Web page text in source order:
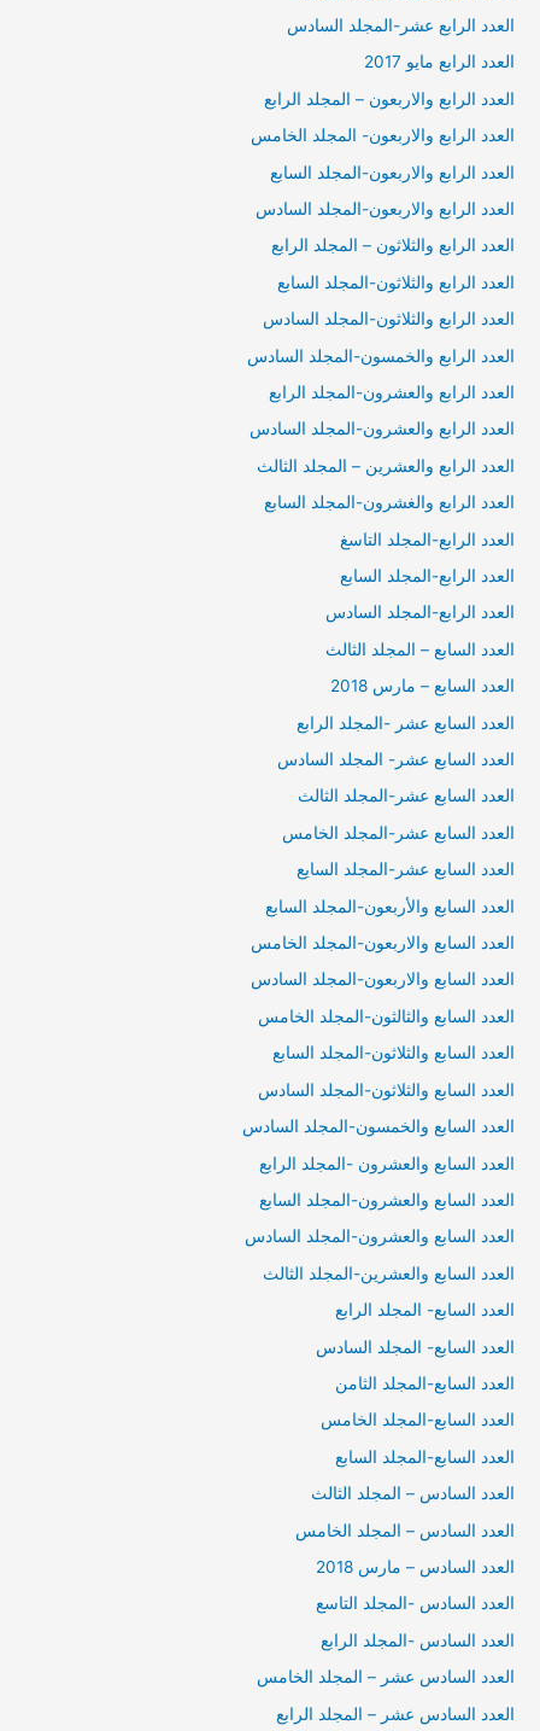
العدد الرابع عشر-المجلد السادس
العدد الرابع مايو 2017
العدد الرابع والاربعون – المجلد الرابع
العدد الرابع والاربعون- المجلد الخامس
العدد الرابع والاربعون-المجلد السابع
العدد الرابع والاربعون-المجلد السادس
العدد الرابع والثلاثون – المجلد الرابع
العدد الرابع والثلاثون-المجلد السابع
العدد الرابع والثلاثون-المجلد السادس
العدد الرابع والخمسون-المجلد السادس
العدد الرابع والعشرون-المجلد الرابع
العدد الرابع والعشرون-المجلد السادس
العدد الرابع والعشرين – المجلد الثالث
العدد الرابع والغشرون-المجلد السابع
العدد الرابع-المجلد التاسغ
العدد الرابع-المجلد السابع
العدد الرابع-المجلد السادس
العدد السابع – المجلد الثالث
العدد السابع – مارس 2018
العدد السابع عشر -المجلد الرابع
العدد السابع عشر- المجلد السادس
العدد السابع عشر-المجلد الثالث
العدد السابع عشر-المجلد الخامس
العدد السابع عشر-المجلد السايع
العدد السابع والأربعون-المجلد السابع
العدد السابع والاربعون-المجلد الخامس
العدد السابع والاربعون-المجلد السادس
العدد السابع والثالثون-المجلد الخامس
العدد السابع والثلاثون-المجلد السابع
العدد السابع والثلاثون-المجلد السادس
العدد السابع والخمسون-المجلد السادس
العدد السابع والعشرون -المجلد الرابع
العدد السابع والعشرون-المجلد السابع
العدد السابع والعشرون-المجلد السادس
العدد السابع والعشرين-المجلد الثالث
العدد السابع- المجلد الرابع
العدد السابع- المجلد السادس
العدد السابع-المجلد الثامن
العدد السابع-المجلد الخامس
العدد السابع-المجلد السابع
العدد السادس – المجلد الثالث
العدد السادس – المجلد الخامس
العدد السادس – مارس 2018
العدد السادس -المجلد التاسع
العدد السادس -المجلد الرابع
العدد السادس عشر – المجلد الخامس
العدد السادس عشر – المجلد الرابع